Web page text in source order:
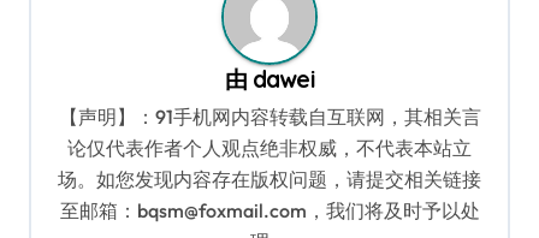
由 dawei
【声明】：91手机网内容转载自互联网，其相关言
论仅代表作者个人观点绝非权威，不代表本站立
场。如您发现内容存在版权问题，请提交相关链接
至邮箱：bqsm@foxmail.com，我们将及时予以处